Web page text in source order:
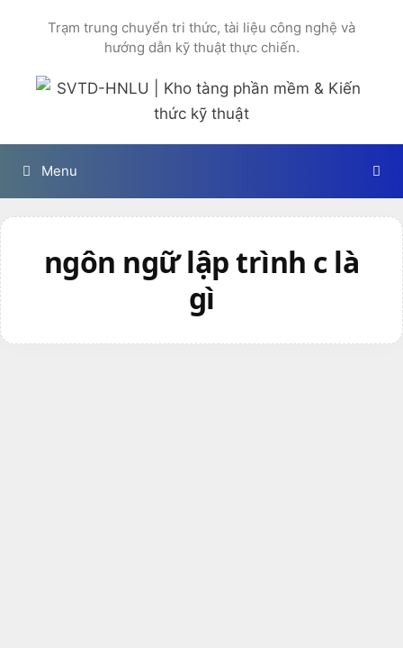
Trạm trung chuyển tri thức, tài liệu công nghệ và
hướng dẫn kỹ thuật thực chiến.
Menu
ngôn ngữ lập trình c là
gì